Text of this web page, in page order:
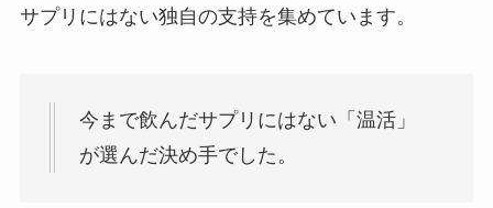
サプリにはない独自の支持を集めています。
今まで飲んだサプリにはない「温活」
が選んだ決め手でした。